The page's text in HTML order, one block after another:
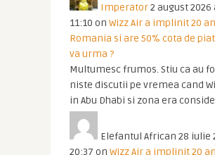
Imperator2 august 2026
11:10 on Wizz Air a implinit 20
Romania si are 50% cota de
va urma ?
Multumesc frumos. Stiu ca au
niste discutii pe vremea cand
in Abu Dhabi si zona era
Elefantul African 28 iulie
20:37 on Wizz Air a implinit 20